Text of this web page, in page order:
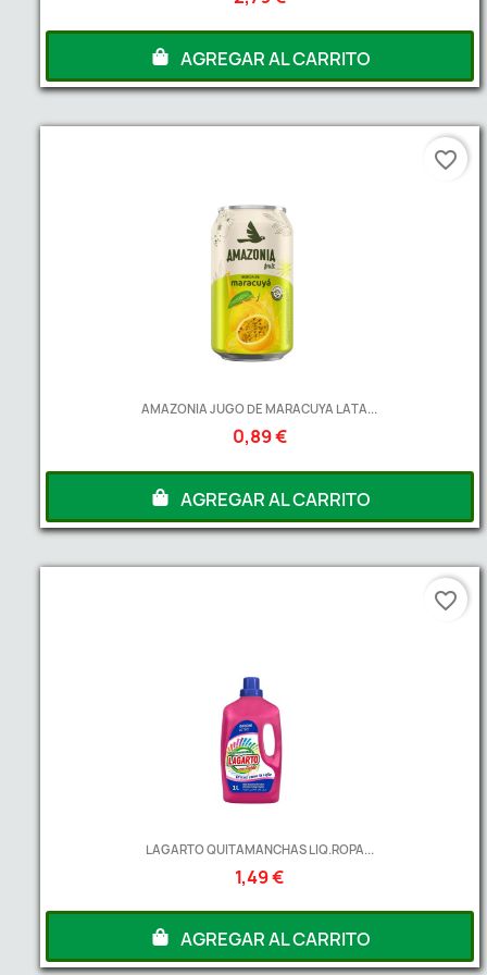
AGREGAR AL CARRITO
AMAZONIA JUGO DE MARACUYA LATA...
0,89 €
AGREGAR AL CARRITO
favorite_border
LAGARTO QUITAMANCHAS LIQ.ROPA...
1,49 €
AGREGAR AL CARRITO
favorite_border